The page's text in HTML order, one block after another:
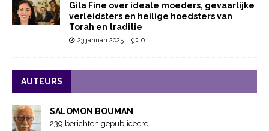
Gila Fine over ideale moeders, gevaarlijke
verleidsters en heilige hoedsters van
Torah en traditie
23 januari 2025 0
AUTEURS
SALOMON BOUMAN
239 berichten gepubliceerd